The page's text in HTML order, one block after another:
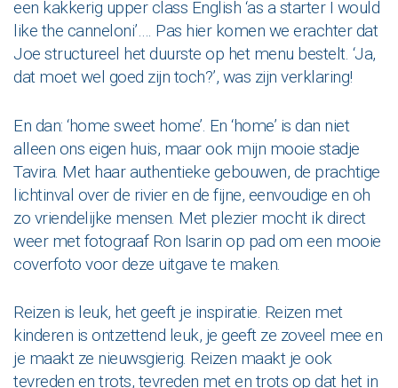
een kakkerig upper class English ‘as a starter I would
like the canneloni’…. Pas hier komen we erachter dat
Joe structureel het duurste op het menu bestelt. ‘Ja,
dat moet wel goed zijn toch?’, was zijn verklaring!
En dan: ‘home sweet home’. En ‘home’ is dan niet
alleen ons eigen huis, maar ook mijn mooie stadje
Tavira. Met haar authentieke gebouwen, de prachtige
lichtinval over de rivier en de fijne, eenvoudige en oh
zo vriendelijke mensen. Met plezier mocht ik direct
weer met fotograaf Ron Isarin op pad om een mooie
coverfoto voor deze uitgave te maken.
Reizen is leuk, het geeft je inspiratie. Reizen met
kinderen is ontzettend leuk, je geeft ze zoveel mee en
je maakt ze nieuwsgierig. Reizen maakt je ook
tevreden en trots, tevreden met en trots op dat het in